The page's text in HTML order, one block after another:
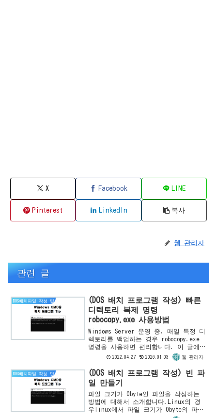
X Facebook LINE
Pinterest LinkedIn 복사
웹 관리자
관련 글
DOS배치파일 작성 팁
(DOS 배치 프로그램 작성) 빠른
디렉토리 복제 명령
robocopy.exe 사용방법
Windows Server 운영 중, 매일 특정 디
렉토리를 백업하는 경우 robocopy.exe
명령을 사용하면 편리합니다. 이 글에서
는 다음 C:\TEMP를 C:\TEMP_YYYYMMDD이
라는 이름으로 하위 디렉토...
2022.04.27 2026.01.03 웹 관리자
DOS배치파일 작성 팁
(DOS 배치 프로그램 작성) 빈 파
일 만들기
파일 크기가 0byte인 파일을 작성하는
방법에 대해서 소개합니다.Linux의 경
우linux에서 파일 크기가 0byte의 파일